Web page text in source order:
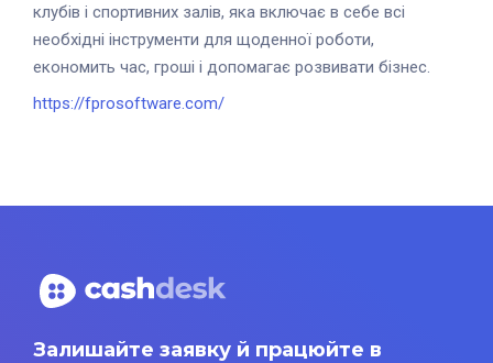
клубів і спортивних залів, яка включає в себе всі
необхідні інструменти для щоденної роботи,
економить час, гроші і допомагає розвивати бізнес.
https://fprosoftware.com/
Залишайте заявку й працюйте в